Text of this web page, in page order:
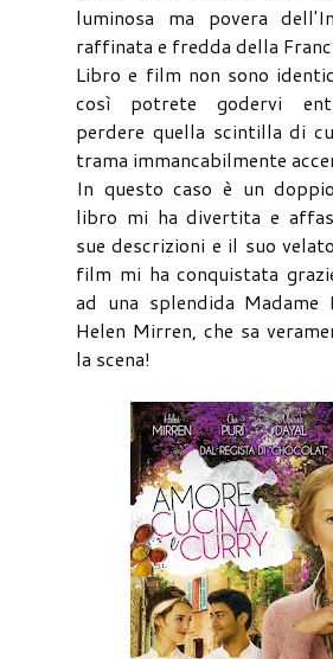
luminosa ma povera
raffinata e fredda della
Libro e film non sono
così potrete godervi
perdere quella scintilla di
trama immancabilmente
In questo caso è un
libro mi ha divertita e
sue descrizioni e il suo
film mi ha conquistata
ad una splendida Madame
Helen Mirren, che sa
la scena!